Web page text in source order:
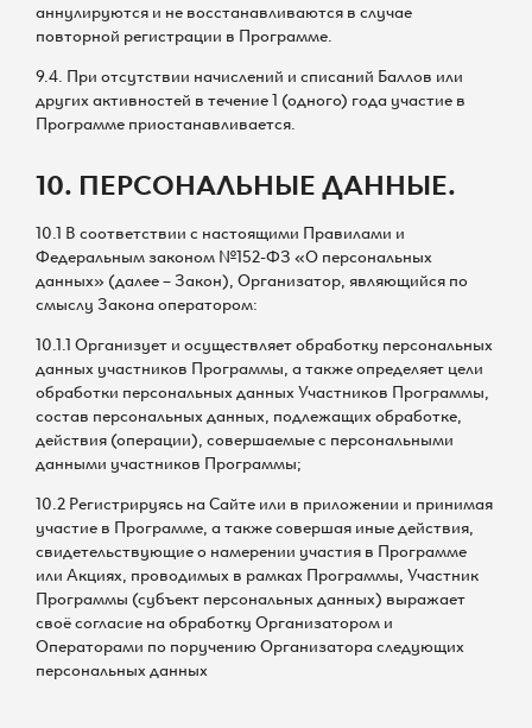
аннулируются и не восстанавливаются в случае
повторной регистрации в Программе.
9.4. При отсутствии начислений и списаний Баллов или
других активностей в течение 1 (одного) года участие в
Программе приостанавливается.
10. ПЕРСОНАЛЬНЫЕ ДАННЫЕ.
10.1 В соответствии с настоящими Правилами и
Федеральным законом №152-ФЗ «О персональных
данных» (далее – Закон), Организатор, являющийся по
смыслу Закона оператором:
10.1.1 Организует и осуществляет обработку персональных
данных участников Программы, а также определяет цели
обработки персональных данных Участников Программы,
состав персональных данных, подлежащих обработке,
действия (операции), совершаемые с персональными
данными участников Программы;
10.2 Регистрируясь на Сайте или в приложении и принимая
участие в Программе, а также совершая иные действия,
свидетельствующие о намерении участия в Программе
или Акциях, проводимых в рамках Программы, Участник
Программы (субъект персональных данных) выражает
своё согласие на обработку Организатором и
Операторами по поручению Организатора следующих
персональных данных